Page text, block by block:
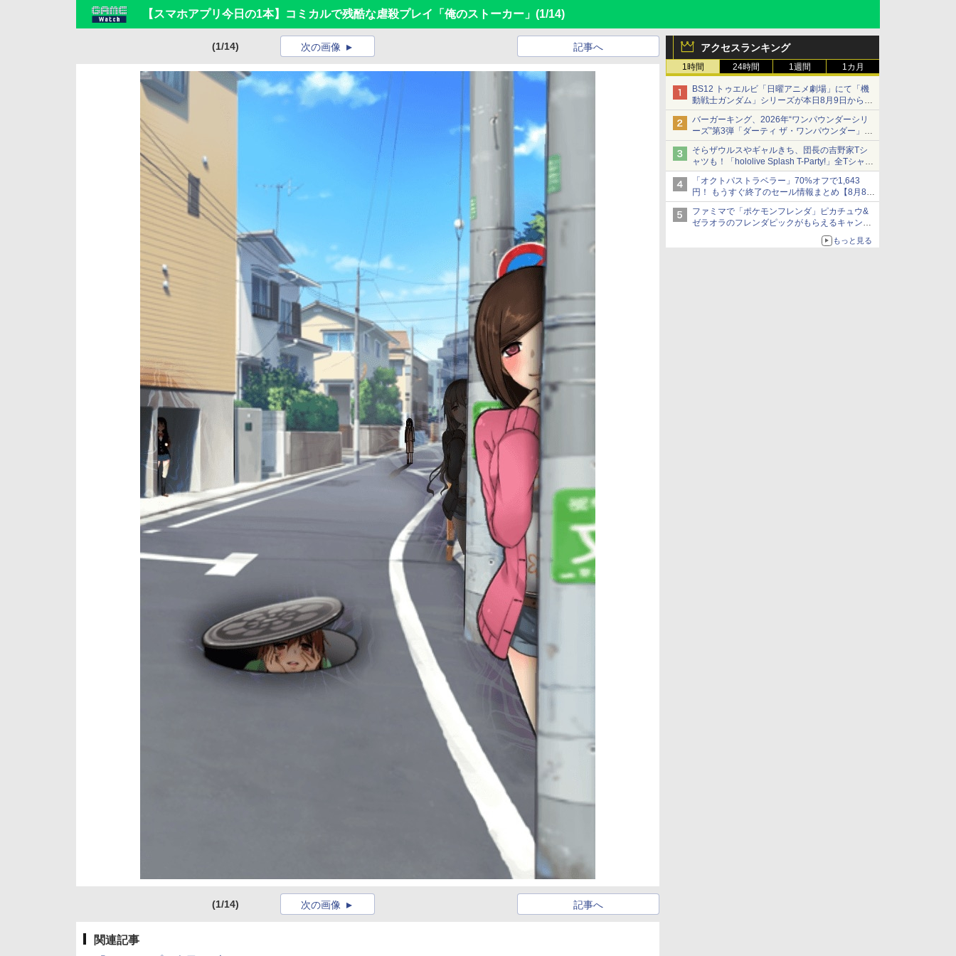
【スマホアプリ今日の1本】コミカルで残酷な虐殺プレイ「俺のストーカー」 (1/14)
アクセスランキング
1時間 24時間 1週間 1カ月
BS12 トゥエルビ「日曜アニメ劇場」にて「機
動戦士ガンダム」シリーズが本日8月9日から8
週連続で放送
初回は「機動戦士ガンダム【HDリマスター
版】」
バーガーキング、2026年“ワンパウンダーシリ
ーズ”第3弾「ダーティ ザ・ワンパウンダー」を
8月7日発売
「特製ガーリックマヨソース」を使用した超大
型チーズバーガー
そらザウルスやギャルきち、団長の吉野家Tシ
ャツも！「hololive Splash T-Party!」全Tシャツ
ラインナップ公開＆オンライン販売開始
「オクトパストラベラー」70%オフで1,643
円！ もうすぐ終了のセール情報まとめ【8月8日
更新】
ニンテンドーeショップでは「大神 絶景版」が
67%オフで990円
ファミマで「ポケモンフレンダ」ピカチュウ&
ゼラオラのフレンダピックがもらえるキャンペ
もっと見る
(1/14) 記事へ
次の画像
(1/14) 記事へ
次の画像
関連記事